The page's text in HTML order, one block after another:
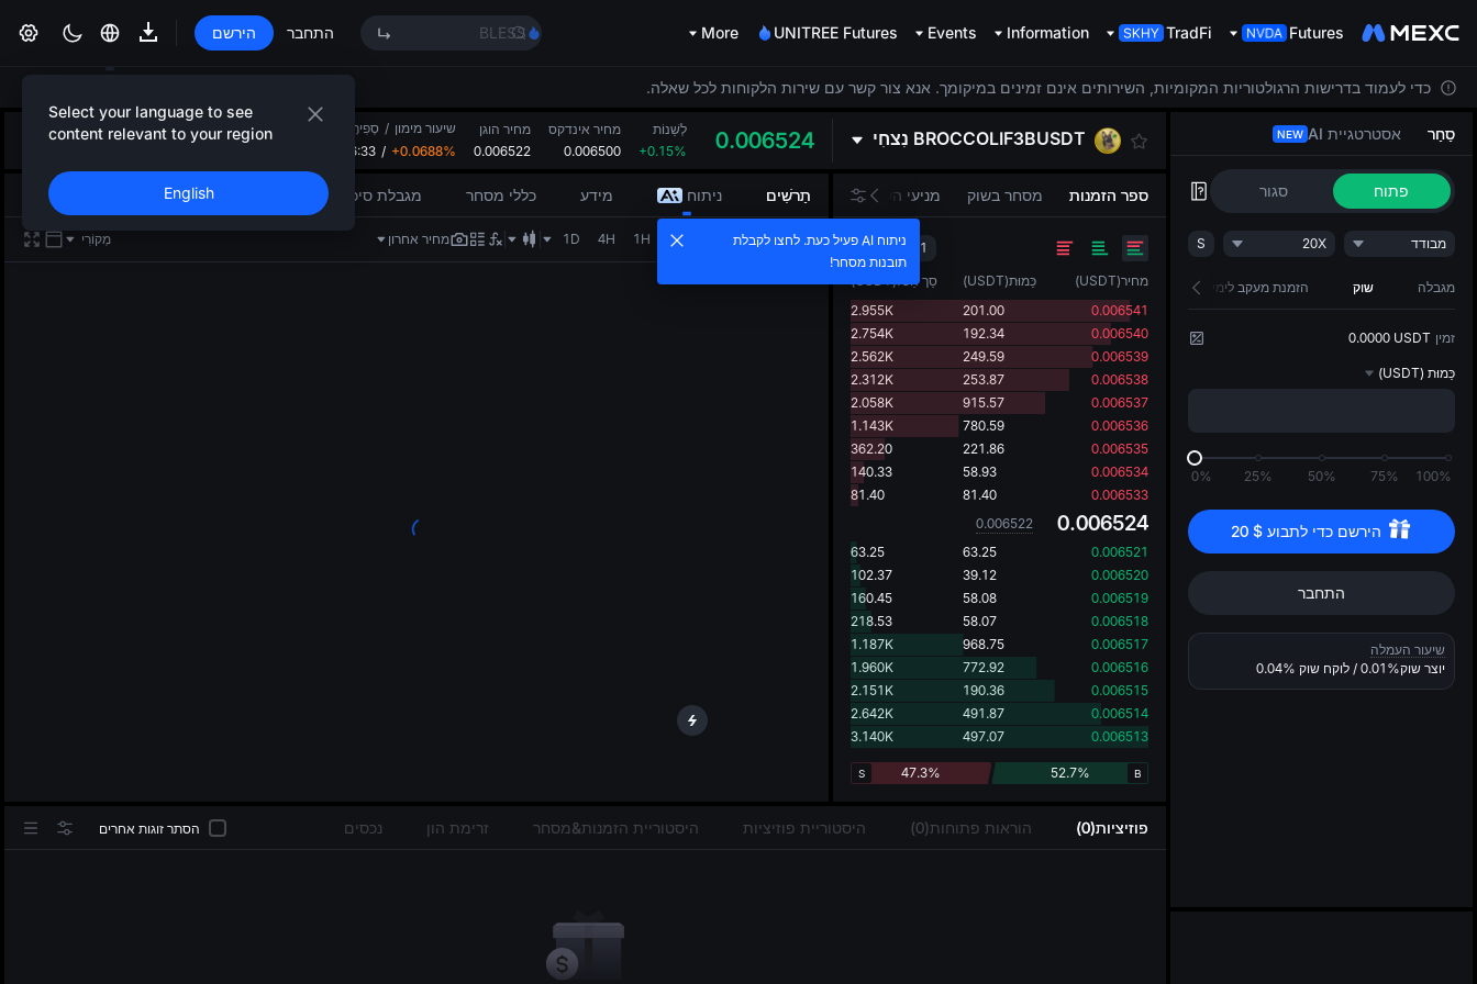
Futures
TradFi
Information
Events
UNITREE Futures
More
BLESS
LLY
BLESS
CYS
התחבר הירשם
Select your language to see
content relevant to your region
English
כדי לעמוד בדרישות הרגולטוריות המקומיות, השירותים אינם זמינים במיקומך. אנא צור קשר עם שירות הלקוחות לכל שאלה.
BROCCOLIF3BUSDT נִצחִי 0.006524
לְשַׁנוֹת
+0.15%
מחיר אינדקס
0.006500
מחיר הוגן
0.006522
שיעור מימון / סְפִירָה לְאָחוֹר
+0.0688%
/
01:06:33
גבוה 24 שעות
24 שעות נמוך
נפח 24 שעות(BROCCOLIF3B)
פוזיציות(0) הוראות פתוחות(0) היסטוריית פוזיציות היסטוריית הזמנות&מסחר זרימת הון נכסים הסתר זוגות אחרים
תַרשִׁים ניתוח מידע כללי מסחר מגבלת סיכון
1s
1M
15M
1H
4H
1D מחיר אחרון מְקוֹרִי
ספר הזמנות מסחר בשוק מניעי השוק
0.000001
מחיר(
USDT
) כַּמוּת(
USDT
) סַך הַכֹּל(
USDT
)
0.006541
201.00
2.955K
0.006540
192.34
2.754K
0.006539
249.59
2.562K
0.006538
253.87
2.312K
0.006537
915.57
2.058K
0.006536
780.59
1.143K
0.006535
221.86
362.20
0.006534
58.93
140.33
0.006533
81.40
81.40
0.006524
0.006522
0.006521
63.25
63.25
0.006520
39.12
102.37
0.006519
58.08
160.45
0.006518
58.07
218.53
0.006517
968.75
1.187K
0.006516
772.92
1.960K
0.006515
190.36
2.151K
0.006514
491.87
2.642K
0.006513
497.07
3.140K
52.7% B
47.3%
S
סַחַר אסטרטגיית AI NEW
פתוח סגור
מבודד 20X
S
מגבלה שוק הזמנת מעקב לימיט
זמין 0.0000 USDT
כַּמוּת (USDT)
0% 25% 50% 75% 100%
הירשם כדי לתבוע $
20
התחבר
שיעור העמלה
יוצר שוק0.01% / לוקח שוק 0.04%
ניתוח AI פעיל כעת. לחצו לקבלת
תובנות מסחר!